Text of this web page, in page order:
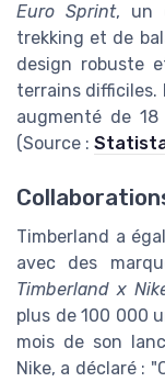
Euro Sprint, un
trekking et de
design robuste
terrains difficiles.
augmenté de
(Source :
Timberland a
avec des
Timberland x
plus de 100 000
mois de son
Nike, a déclaré :